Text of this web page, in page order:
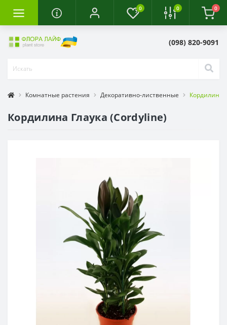
0 0 0
(098) 820-9091
Комнатные растения Декоративно-лиственные Кордилина
Кордилина Глаука (Cordyline)